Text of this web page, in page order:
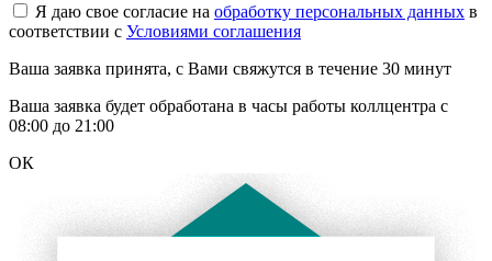
Я даю свое согласие на обработку персональных данных в
соответствии с Условиями соглашения
Ваша заявка принята, с Вами свяжутся в течение 30 минут
Ваша заявка будет обработана в часы работы коллцентра с
08:00 до 21:00
ОК